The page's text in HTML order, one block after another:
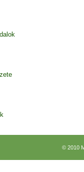
© 2010